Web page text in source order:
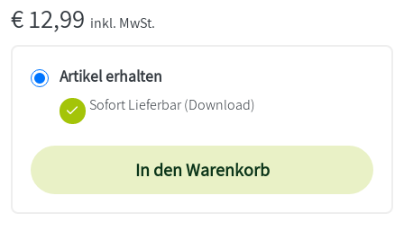
€12,99 inkl. MwSt.
Artikel erhalten
Sofort Lieferbar (Download)
In den Warenkorb